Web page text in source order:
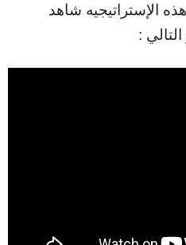
الإستراتيجيه شاهد
: